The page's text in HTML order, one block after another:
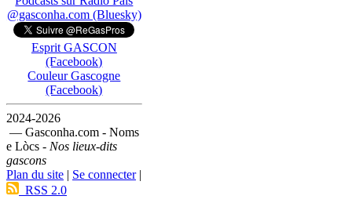
@gasconha.com (Bluesky)
Esprit GASCON
(Facebook)
Couleur Gascogne
(Facebook)
2024-2026
— Gasconha.com - Noms
e Lòcs - Nos lieux-dits
gascons
Plan du site | Se connecter|
RSS 2.0